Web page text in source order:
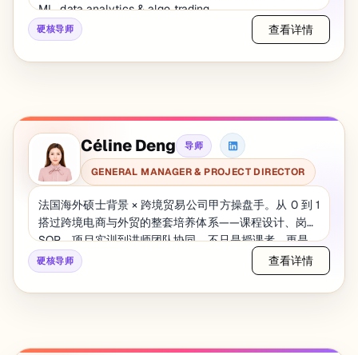
ML, data analytics & algo trading.
硬核导师 查看详情
Céline Deng 导师
GENERAL MANAGER & PROJECT DIRECTOR
法国海外硕士背景 × 跨境贸易公司甲方操盘手。从 0 到 1
搭过跨境电商与外贸的整套培养体系——课程设计、岗位
SOP、项目实训到讲师团队协同，不只是授课者，更是
体系的主导者。 🎓 法国巴黎国际商业拓展学院 🏢 甲方
操盘：成都某跨境国际贸易公司 总经理 🏢 实业履历：四
川省供销融资租赁集团 · 花旗银行 贵宾理财专员 🌏 职教
际站 运营全流程 跨境电商与外贸项目负责人兼讲师，专
硬核导师 查看详情